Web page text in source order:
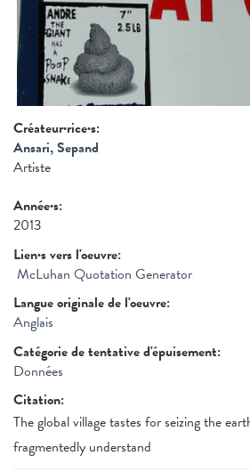
Créateur·rice·s:
Ansari, Sepand
Artiste
Année·s:
2013
Lien·s vers l'oeuvre:
McLuhan Quotation Generator
Langue originale de l'oeuvre:
Anglais
Catégorie de tentative d'épuisement:
Données
Citation:
The global village tastes for seizing the
fragmentedly understand